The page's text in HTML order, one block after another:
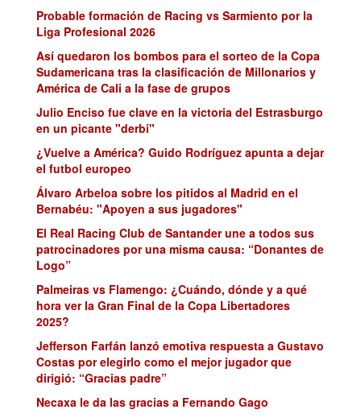
Probable formación de Racing vs Sarmiento por la
Liga Profesional 2026
Así quedaron los bombos para el sorteo de la Copa
Sudamericana tras la clasificación de Millonarios y
América de Cali a la fase de grupos
Julio Enciso fue clave en la victoria del Estrasburgo
en un picante "derbi"
¿Vuelve a América? Guido Rodríguez apunta a dejar
el futbol europeo
Álvaro Arbeloa sobre los pitidos al Madrid en el
Bernabéu: "Apoyen a sus jugadores"
El Real Racing Club de Santander une a todos sus
patrocinadores por una misma causa: “Donantes de
Logo”
Palmeiras vs Flamengo: ¿Cuándo, dónde y a qué
hora ver la Gran Final de la Copa Libertadores
2025?
Jefferson Farfán lanzó emotiva respuesta a Gustavo
Costas por elegirlo como el mejor jugador que
dirigió: “Gracias padre”
Necaxa le da las gracias a Fernando Gago